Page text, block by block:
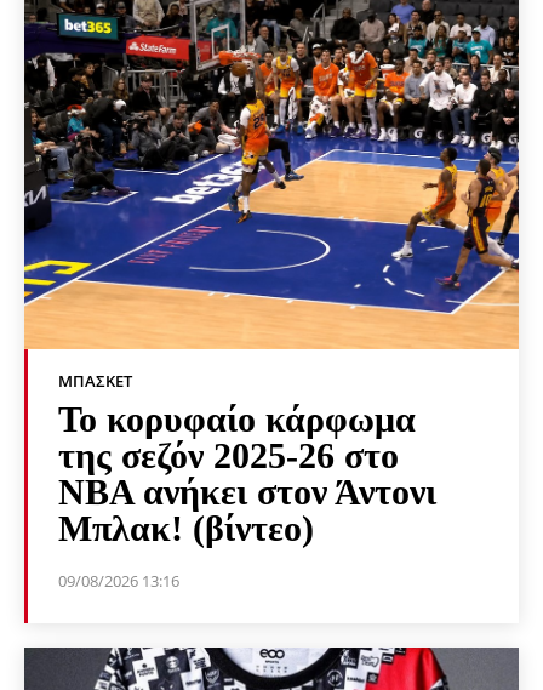
ΜΠΆΣΚΕΤ
Το κορυφαίο κάρφωμα
της σεζόν 2025-26 στο
NBA ανήκει στον Άντονι
Μπλακ! (βίντεο)
09/08/2026 13:16